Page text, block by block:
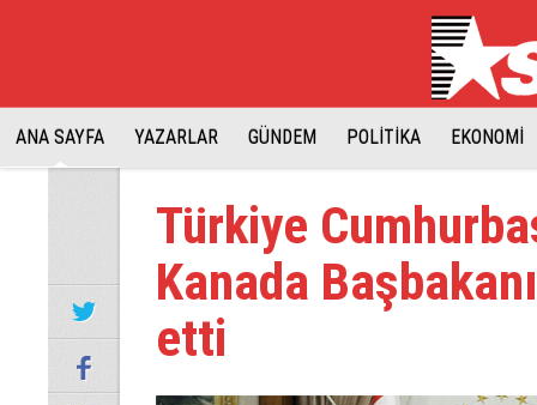
ANA SAYFA YAZARLAR GÜNDEM POLİTİKA EKONOMİ
Türkiye
Kanada
etti